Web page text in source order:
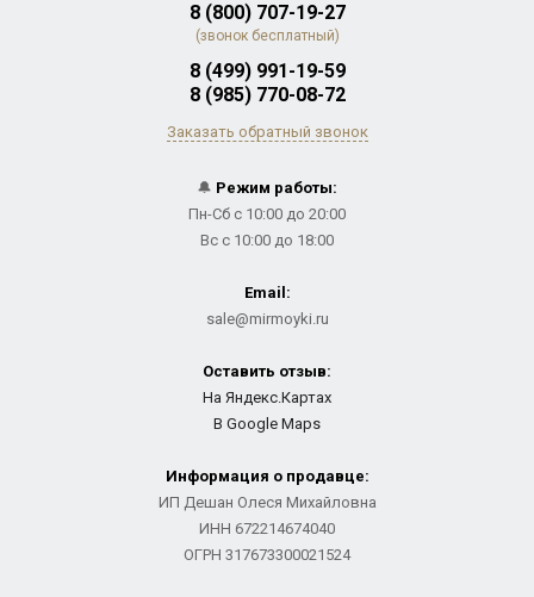
8 (800) 707-19-27
(звонок бесплатный)
8 (499) 991-19-59
8 (985) 770-08-72
Заказать обратный звонок
🔔 Режим работы:
Пн-Сб с 10:00 до 20:00
Вс с 10:00 до 18:00
Email:
sale@mirmoyki.ru
Оставить отзыв:
На Яндекс.Картах
В Google Maps
Информация о продавце:
ИП Дешан Олеся Михайловна
ИНН 672214674040
ОГРН 317673300021524